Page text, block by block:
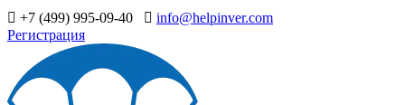
+7 (499) 995-09-40
info@helpinver.com
Регистрация